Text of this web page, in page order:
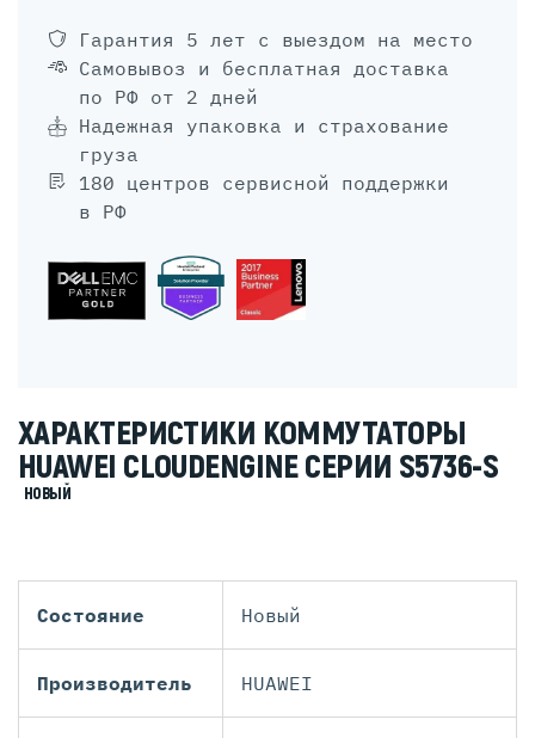
Гарантия 5 лет с выездом на место
Самовывоз и бесплатная доставка
по РФ от 2 дней
Надежная упаковка и страхование
груза
180 центров сервисной поддержки
в РФ
ХАРАКТЕРИСТИКИ КОММУТАТОРЫ
HUAWEI CLOUDENGINE СЕРИИ S5736-S
НОВЫЙ
Состояние Новый
Производитель HUAWEI